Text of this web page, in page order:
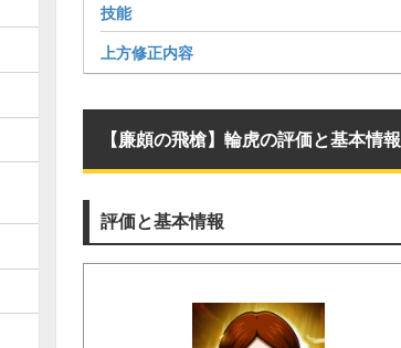
技能
上方修正内容
【廉頗の飛槍】輪虎の評価と基本情報
評価と基本情報